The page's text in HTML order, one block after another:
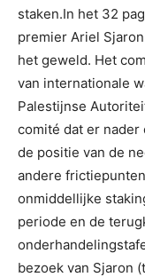
staken.In het 32
premier Ariel
het geweld. Het
van internationale
Palestijnse
comité dat er nader
de positie van de
andere
onmiddellijke
periode en de
bezoek van Sjaron